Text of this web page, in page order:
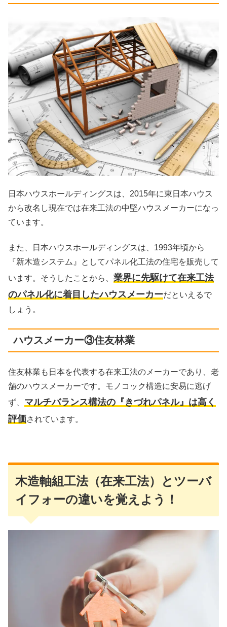
日本ハウスホールディングスは、2015年に東日本ハウス
から改名し現在では在来工法の中堅ハウスメーカーになっ
ています。
また、日本ハウスホールディングスは、1993年頃から
『新木造システム』としてパネル化工法の住宅を販売して
います。そうしたことから、 業界に先駆けて在来工法
のパネル化に着目したハウスメーカーだといえるで
しょう。
ハウスメーカー③住友林業
住友林業も日本を代表する在来工法のメーカーであり、老
舗のハウスメーカーです。モノコック構造に安易に逃げ
ず、 マルチバランス構法の『きづれパネル』は高く
評価されています。
木造軸組工法（在来工法）とツーバ
イフォーの違いを覚えよう！